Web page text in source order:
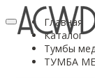
Главная
Каталог
Тумбы
ТУМБА